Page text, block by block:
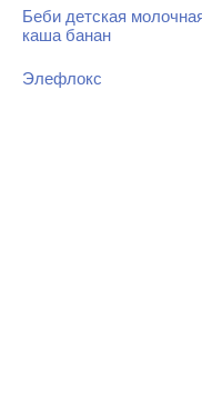
Беби детская
каша банан
Элефлокс